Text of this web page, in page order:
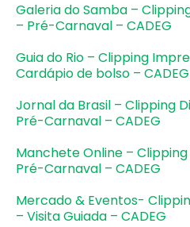
Galeria do Samba –
– Pré-Carnaval – CADEG
Guia do Rio – Clipping
Cardápio de bolso – CADEG
Jornal da Brasil – Clipping
Pré-Carnaval – CADEG
Manchete Online –
Pré-Carnaval – CADEG
Mercado & Eventos-
– Visita Guiada – CADEG